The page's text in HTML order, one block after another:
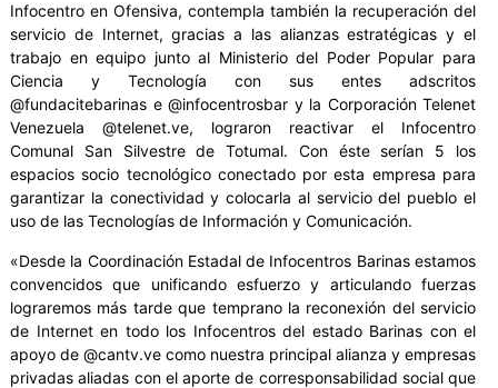
Infocentro en Ofensiva, contempla también la recuperación del
servicio de Internet, gracias a las alianzas estratégicas y el
trabajo en equipo junto al Ministerio del Poder Popular para
Ciencia y Tecnología con sus entes adscritos
@fundacitebarinas e @infocentrosbar y la Corporación Telenet
Venezuela @telenet.ve, lograron reactivar el Infocentro
Comunal San Silvestre de Totumal. Con éste serían 5 los
espacios socio tecnológico conectado por esta empresa para
garantizar la conectividad y colocarla al servicio del pueblo el
uso de las Tecnologías de Información y Comunicación.
«Desde la Coordinación Estadal de Infocentros Barinas estamos
convencidos que unificando esfuerzo y articulando fuerzas
lograremos más tarde que temprano la reconexión del servicio
de Internet en todo los Infocentros del estado Barinas con el
apoyo de @cantv.ve como nuestra principal alianza y empresas
privadas aliadas con el aporte de corresponsabilidad social que